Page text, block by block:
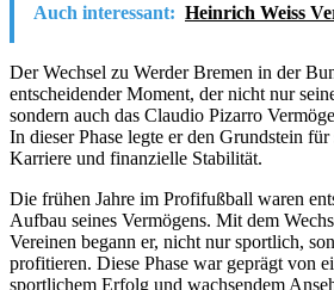
Auch interessant: Heinrich Weiss
Der Wechsel zu Werder Bremen in der
entscheidender Moment, der nicht nur
sondern auch das Claudio Pizarro
In dieser Phase legte er den Grundstein
Karriere und finanzielle Stabilität.
Die frühen Jahre im Profifußball waren
Aufbau seines Vermögens. Mit dem
Vereinen begann er, nicht nur sportlich,
profitieren. Diese Phase war geprägt von
sportlichem Erfolg und wachsendem